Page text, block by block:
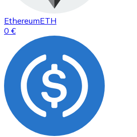
EthereumETH
0 €